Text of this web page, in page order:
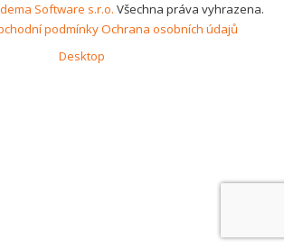
Software s.r.o. Všechna práva vyhrazena.
podmínkyOchrana osobních údajů
Desktop